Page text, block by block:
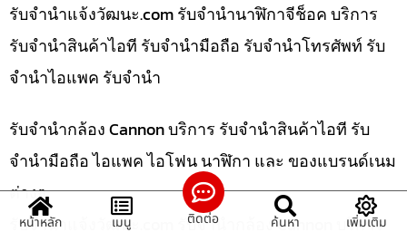
รับจํานําแจ้งวัฒนะ.com รับจำนำนาฬิกาจีช็อค บริการ
รับจำนำสินค้าไอที รับจำนำมือถือ รับจำนำโทรศัพท์ รับ
จำนำไอแพค รับจำนำ
รับจำนำกล้อง Cannon บริการ รับจำนำสินค้าไอที รับ
จำนำมือถือ ไอแพค ไอโฟน นาฬิกา และ ของแบรนด์เนม
ต่างๆ
รับจํานําแจ้งวัฒนะ.com รับจำนำกล้อง Cannon บริการ
หน้าหลัก เมนู ติดต่อ ค้นหา เพิ่มเติม